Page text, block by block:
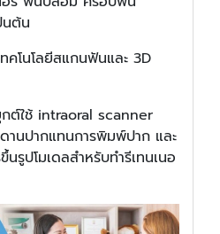
นต้น
ทคโนโลยีสแกนฟันและ 3D
ต์ใช้ intraoral scanner
านปากแทนการพิมพ์ปาก และ
รูปโมเดลสำหรับทำรีเทนเนอ